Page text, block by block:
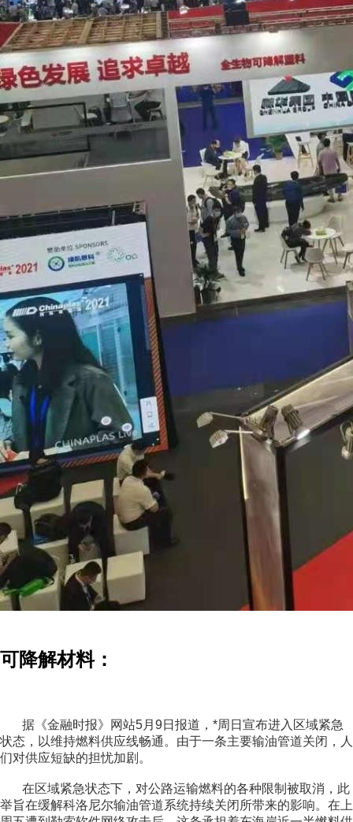
可降解材料：
据《金融时报》网站5月9日报道，*周日宣布进入区域紧急
状态，以维持燃料供应线畅通。由于一条主要输油管道关闭，人
们对供应短缺的担忧加剧。
在区域紧急状态下，对公路运输燃料的各种限制被取消，此
举旨在缓解科洛尼尔输油管道系统持续关闭所带来的影响。在上